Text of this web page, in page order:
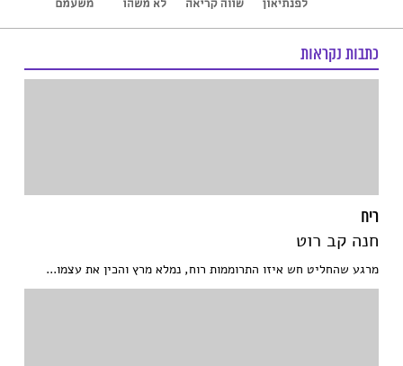
כתבות נקראות
ריח
חנה קב רוט
מרגע שהחליט חש איזו התרוממות רוח, נמלא מרץ והכין את עצמו...